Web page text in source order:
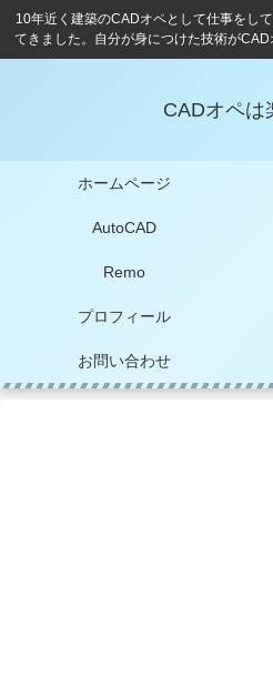
10年近く建築のCADオペとして仕事をし
てきました。自分が身につけた技術が
CADオペは
ホームページ
AutoCAD
Remo
プロフィール
お問い合わせ